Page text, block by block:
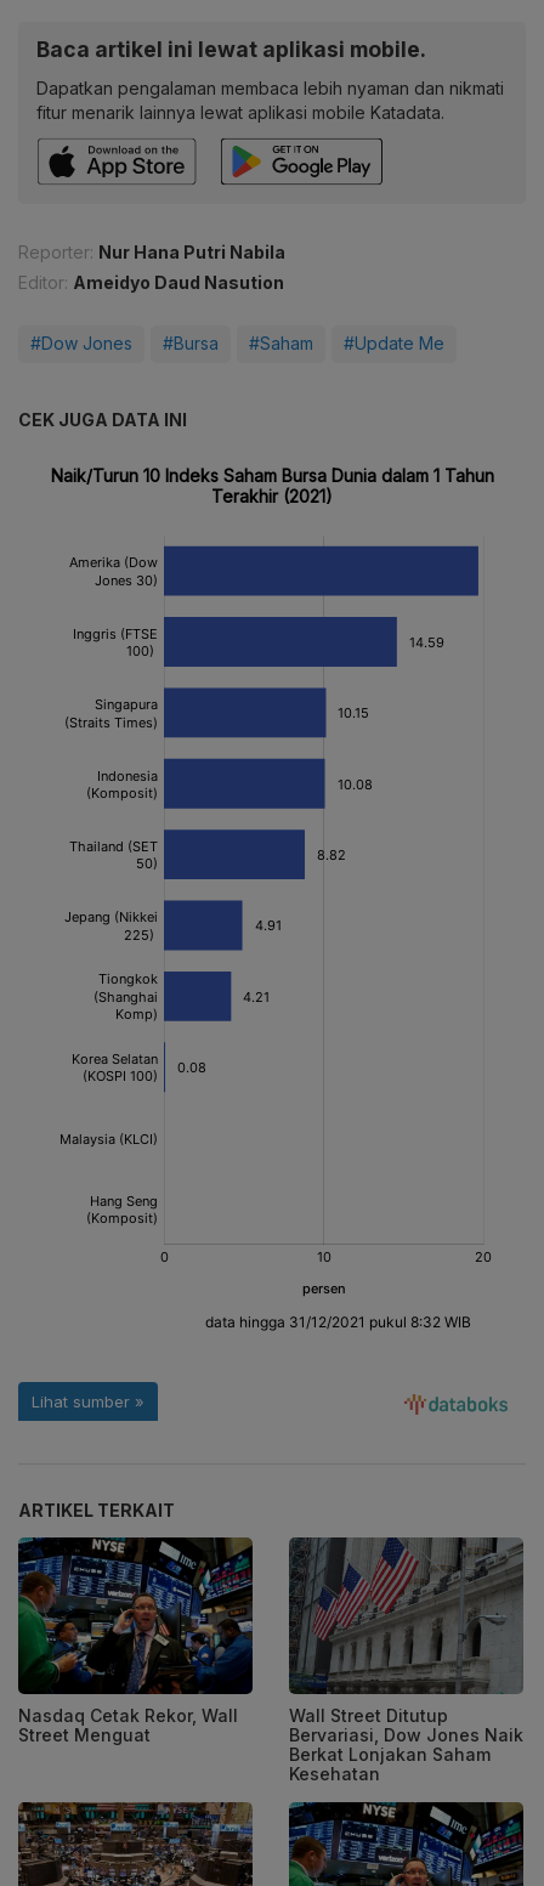
Baca artikel ini lewat aplikasi mobile.
Dapatkan pengalaman membaca lebih nyaman dan nikmati
fitur menarik lainnya lewat aplikasi mobile Katadata.
Reporter: Nur Hana Putri Nabila
Editor: Ameidyo Daud Nasution
#Dow Jones #Bursa #Saham #Update Me
CEK JUGA DATA INI
ARTIKEL TERKAIT
Nasdaq Cetak Rekor, Wall
Street Menguat
Wall Street Ditutup
Bervariasi, Dow Jones Naik
Berkat Lonjakan Saham
Kesehatan